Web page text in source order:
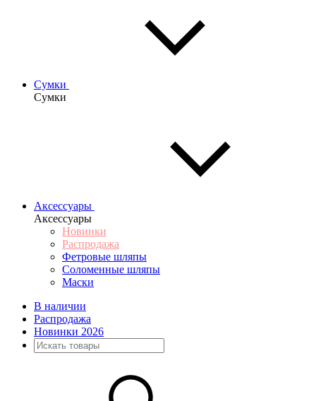
Сумки
Сумки
Аксессуары
Аксессуары
Новинки
Распродажа
Фетровые шляпы
Соломенные шляпы
Маски
В наличии
Распродажа
Новинки 2026